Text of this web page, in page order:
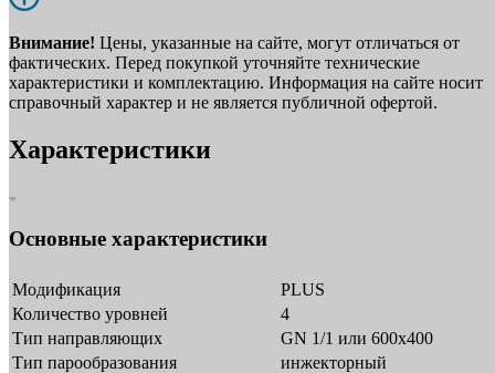
Внимание! Цены, указанные на сайте, могут отличаться от
фактических. Перед покупкой уточняйте технические
характеристики и комплектацию. Информация на сайте носит
справочный характер и не является публичной офертой.
Характеристики
Основные характеристики
Модификация
PLUS
Количество уровней
4
Тип направляющих
GN 1/1 или 600х400
Тип парообразования
инжекторный